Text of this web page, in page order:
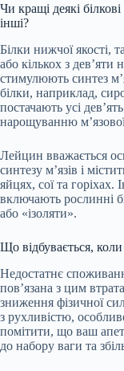
Чи кращі деякі
інші?
Білки нижчої якості,
або кількох з дев’яти
стимулюють синтез
білки, наприклад,
постачають усі
нарощуванню
Лейцин вважається
синтезу м’язів і
яйцях, сої та горіхах.
включають рослинні
або «ізоляти».
Що відбувається,
Недостатнє
пов’язана з цим
зниження фізичної
з рухливістю,
помітити, що ваш
до набору ваги та